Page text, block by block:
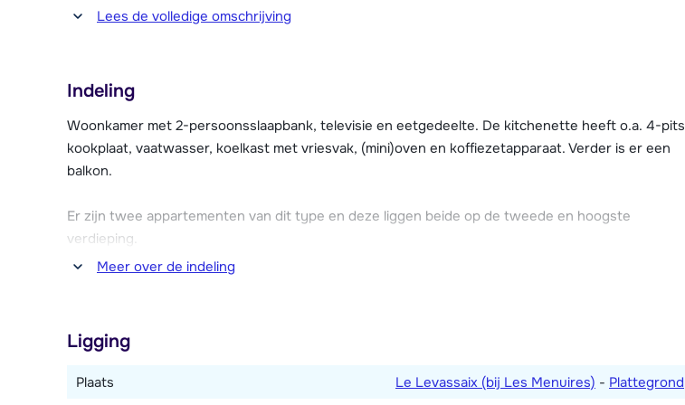
De piste vind je op ongeveer 200 meter van het chalet. Via deze piste bereik je de Bettex
Op de benedenverdieping van het chalet bevindt zich een algemene wellnessruimte met een
sauna, zitgedeelte, douche en toilet, welke gratis kan worden gebruikt door gasten van chalet
Cristal. Verder zijn er een wasruimte met wasmachine en skiberging met skischoenendrogers in
Bij het chalet is gratis parkeergelegenheid.
Lees de volledige omschrijving
Indeling
Woonkamer met 2-persoonsslaapbank, televisie en eetgedeelte. De kitchenette heeft o.a. 4-pits
kookplaat, vaatwasser, koelkast met vriesvak, (mini)oven en koffiezetapparaat. Verder is er een
balkon.
Er zijn twee appartementen van dit type en deze liggen beide op de tweede en hoogste
verdieping.
Meer over de indeling
Ligging
Plaats Le Levassaix (bij Les Menuires) - Plattegrond